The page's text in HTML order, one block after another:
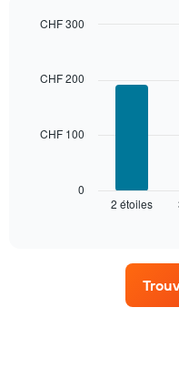
et
nombre
graphique,
with
Le
dessous
2 étoiles
0
CHF 100
CHF 200
CHF 300